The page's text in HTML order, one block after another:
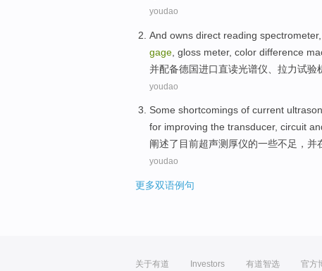
youdao
And owns direct reading spectrometer,
gage gloss meter, color difference
并配备德国进口直读光谱仪 拉力试验
youdao
Some shortcomings of current
for improving the transducer, circuit
阐述了 目前超声测厚仪的一些不足 ， 并
youdao
更多双语例句
关于有道 Investors 有道智选 官方